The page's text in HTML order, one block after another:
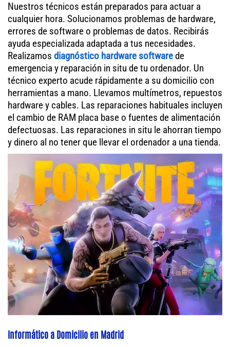
Nuestros técnicos están preparados para actuar a
cualquier hora. Solucionamos problemas de hardware,
errores de software o problemas de datos. Recibirás
ayuda especializada adaptada a tus necesidades.
Realizamos diagnóstico hardware softwarede
emergencia y reparación in situ de tu ordenador. Un
técnico experto acude rápidamente a su domicilio con
herramientas a mano. Llevamos multímetros, repuestos
hardware y cables. Las reparaciones habituales incluyen
el cambio de RAM placa base o fuentes de alimentación
defectuosas. Las reparaciones in situ le ahorran tiempo
y dinero al no tener que llevar el ordenador a una tienda.
Informático a Domicilio en Madrid